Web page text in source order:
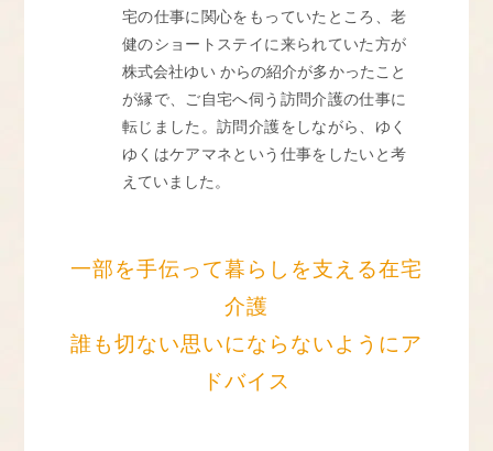
宅の仕事に関心をもっていたところ、老
健のショートステイに来られていた方が
株式会社ゆい からの紹介が多かったこと
が縁で、ご自宅へ伺う訪問介護の仕事に
転じました。訪問介護をしながら、ゆく
ゆくはケアマネという仕事をしたいと考
えていました。
一部を手伝って暮らしを支える在宅
介護
誰も切ない思いにならないようにア
ドバイス